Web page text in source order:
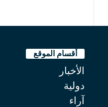
أقسام الموقع
الأخبار
دولية
آراء